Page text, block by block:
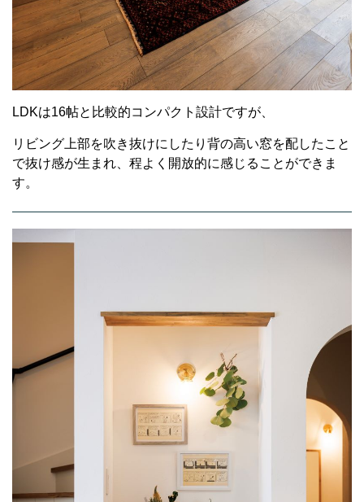
LDKは16帖と比較的コンパクト設計ですが、
リビング上部を吹き抜けにしたり背の高い窓を配したこと
で抜け感が生まれ、程よく開放的に感じることができま
す。